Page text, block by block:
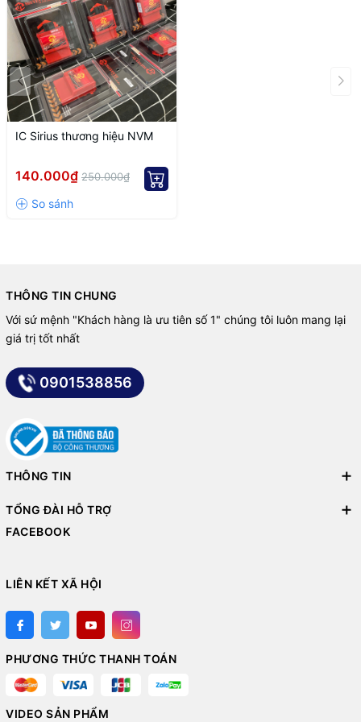
✅ Plug-and-play installation with no major modifications required.
✅ Ideal for daily riding and performance upgrades.
PRODUCT SPECIFICATIONS
Product Type:Performance CDI Unit (Ignition Control Module)
Plug-and-play
✔ Durable construction and long service life.
IC Sirius thương hiệu NVM
140.000₫ 250.000₫
THÔNG TIN CHUNG
Với sứ mệnh "Khách hàng là ưu tiên số 1" chúng tôi luôn mang lại
giá trị tốt nhất
0901538856
THÔNG TIN
TỔNG ĐÀI HỖ TRỢ
FACEBOOK
LIÊN KẾT XÃ HỘI
PHƯƠNG THỨC THANH TOÁN
VIDEO SẢN PHẨM